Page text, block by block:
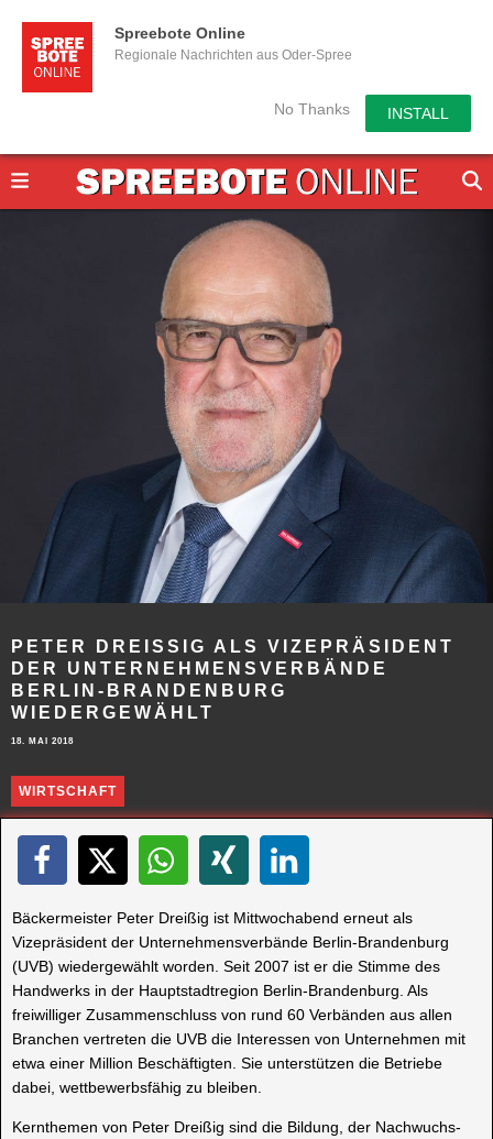
Spreebote Online
Regionale Nachrichten aus Oder-Spree
No Thanks INSTALL
PETER DREISSIG ALS VIZEPRÄSIDENT D
ER UNTERNEHMENSVERBÄNDE
BERLIN-BRANDENBURG W
IEDERGEWÄHLT
18. MAI 2018
WIRTSCHAFT
Bäckermeister Peter Dreißig ist Mittwochabend erneut als
Vizepräsident der Unternehmensverbände Berlin-Brandenburg
(UVB) wiedergewählt worden. Seit 2007 ist er die Stimme des
Handwerks in der Hauptstadtregion Berlin-Brandenburg. Als
freiwilliger Zusammenschluss von rund 60 Verbänden aus allen
Branchen vertreten die UVB die Interessen von Unternehmen mit
etwa einer Million Beschäftigten. Sie unterstützen die Betriebe
dabei, wettbewerbsfähig zu bleiben.
Kernthemen von Peter Dreißig sind die Bildung, der Nachwuchs-